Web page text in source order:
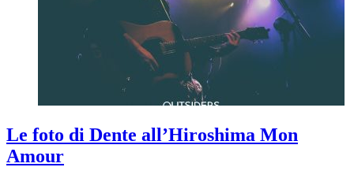
Le foto di Dente all’Hiroshima Mon
Amour